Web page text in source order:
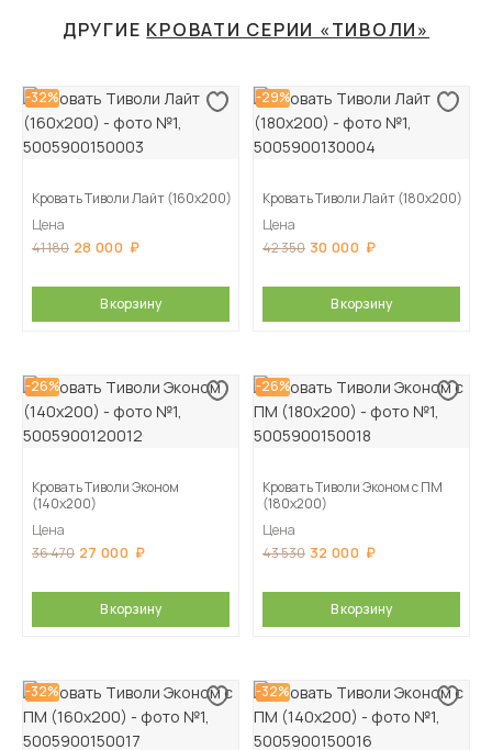
ДРУГИЕ КРОВАТИ СЕРИИ «ТИВОЛИ»
-32%
Кровать Тиволи Лайт (160х200)
Цена
41 180 28 000
В корзину
-29%
Кровать Тиволи Лайт (180х200)
Цена
42 350 30 000
В корзину
-26%
Кровать Тиволи Эконом
(140х200)
Цена
36 470 27 000
В корзину
-26%
Кровать Тиволи Эконом с ПМ
(180х200)
Цена
43 530 32 000
В корзину
-32% -32%